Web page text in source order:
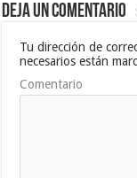
Deja un comentario
Tu dirección de
necesarios están
Comentario